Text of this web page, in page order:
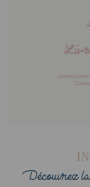
communes
Découvrez la